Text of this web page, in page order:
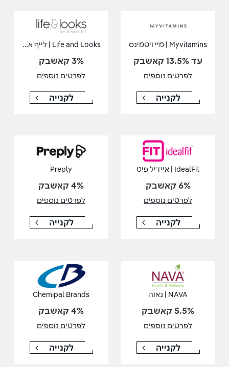
Myvitamins | מיי ויטמינס
עד 13.5% קאשבק
לפרטים נוספים
לקנייה
Life and Looks | לייף אנד לוקס
3% קאשבק
לפרטים נוספים
לקנייה
IdealFit | איידיל פיט
6% קאשבק
לפרטים נוספים
לקנייה
Preply
4% קאשבק
לפרטים נוספים
לקנייה
NAVA | נאוה
5.5% קאשבק
לפרטים נוספים
לקנייה
Chemipal Brands
4% קאשבק
לפרטים נוספים
לקנייה